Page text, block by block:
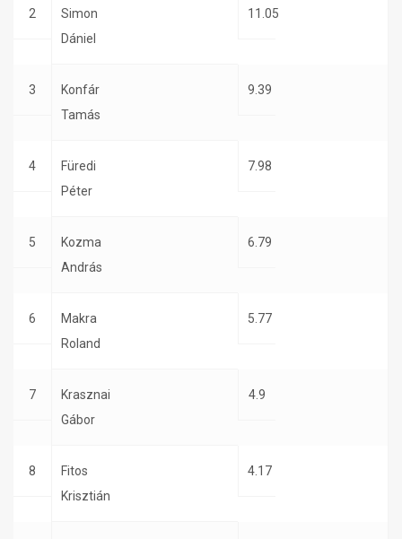
2
Simon
Dániel
11.05
3
Konfár
Tamás
9.39
4
Füredi
Péter
7.98
5
Kozma
András
6.79
6
Makra
Roland
5.77
7
Krasznai
Gábor
4.9
8
Fitos
Krisztián
4.17